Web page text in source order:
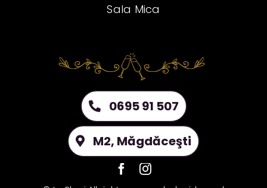
Sala Mica
0695 91 507
M2, Măgdăceşti